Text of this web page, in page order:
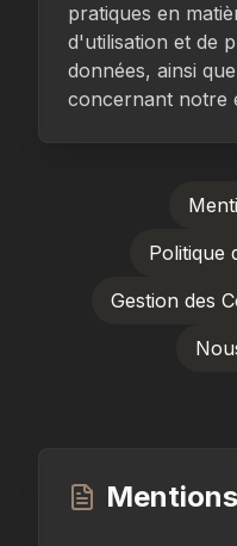
pratiques en
d'utilisation et de
données, ainsi
concernant notre
Politique
Gestion des